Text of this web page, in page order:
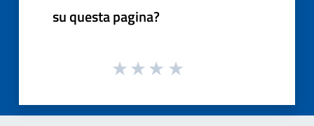
su questa pagina?